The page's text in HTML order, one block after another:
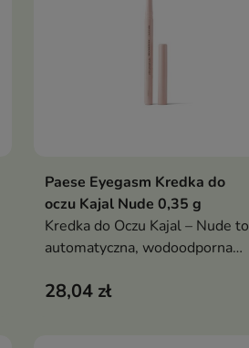
Dodaj do koszyka
Paese Eyegasm Kredka do
oczu Kajal Nude 0,35 g
Kredka do Oczu Kajal – Nude to
automatyczna, wodoodporna
która optycznie powiększa oczy i
28,04 zł